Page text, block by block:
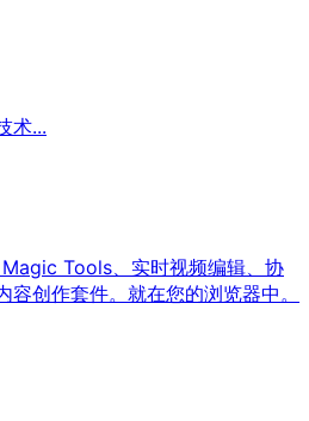
术...
Tools、实时视频编辑、协
创作套件。就在您的浏览器中。